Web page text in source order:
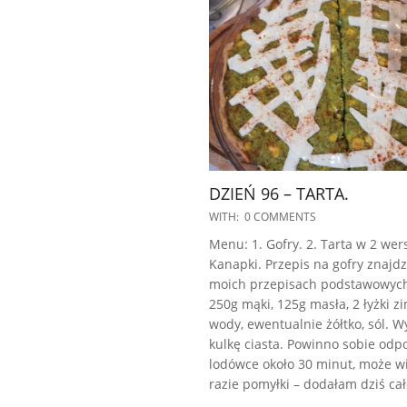
DZIEŃ 96 – TARTA.
2023-
21
WITH: 0 COMMENTS
Menu: 1. Gofry. 2. Tarta w 2
Kanapki. Przepis na gofry
moich przepisach
250g mąki, 125g masła, 2 łyżki
wody, ewentualnie żółtko, sól.
kulkę ciasta. Powinno sobie
lodówce około 30 minut, może
razie pomyłki – dodałam dziś